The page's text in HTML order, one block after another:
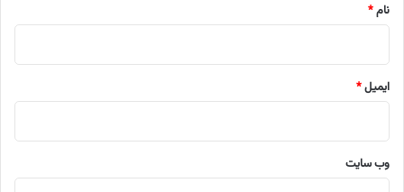
نام*
ایمیل*
وب‌ سایت